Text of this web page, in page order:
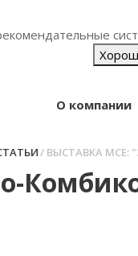
О компании
ВЫСТАВКА